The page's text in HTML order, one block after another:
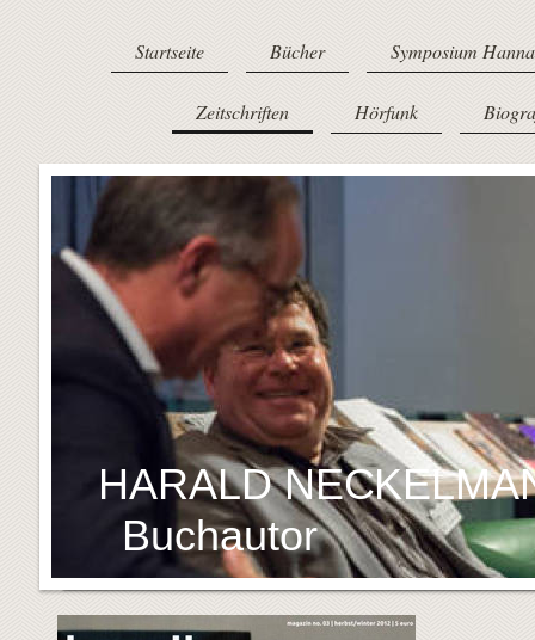
Startseite Bücher Symposium
Zeitschriften Hörfunk
HARALD
Buchautor